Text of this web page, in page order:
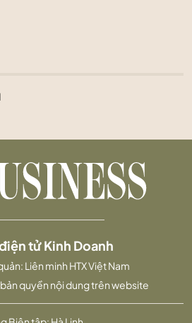
tử Kinh Doanh
Liên minh HTX Việt Nam
quyền nội dung trên website